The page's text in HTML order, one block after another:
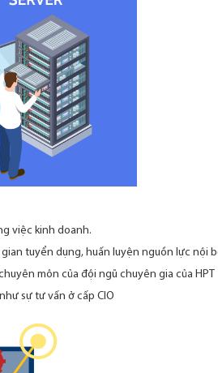
việc kinh doanh.
tuyển dụng, huấn luyện nguồn lực nội
môn của đội ngũ chuyên gia của HPT
sự tư vấn ở cấp CIO